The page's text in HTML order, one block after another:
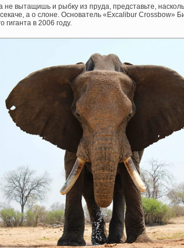
не вытащишь и рыбку из пруда, представьте,
а о слоне. Основатель «Excalibur Crossbow»
гиганта в 2006 году.